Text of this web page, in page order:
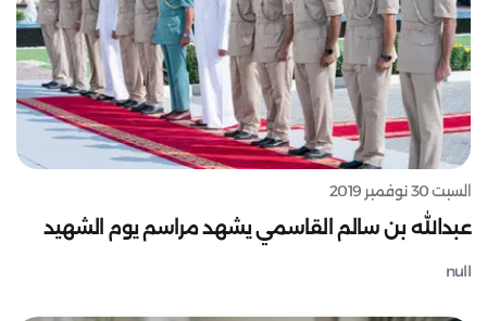
السبت 30 نوفمبر 2019
عبدالله بن سالم القاسمي يشهد مراسم يوم الشهيد
null